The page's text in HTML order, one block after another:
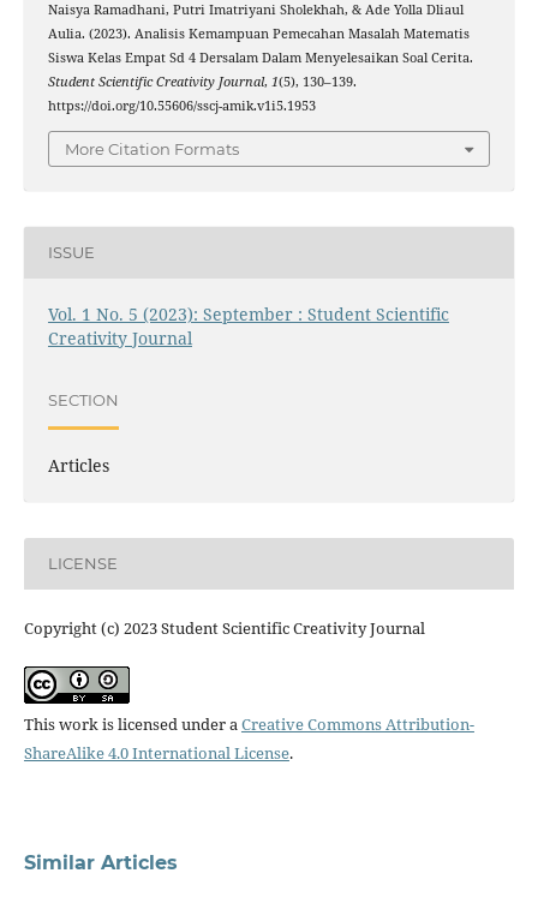
Naisya Ramadhani, Putri Imatriyani Sholekhah, & Ade Yolla Dliaul
Aulia. (2023). Analisis Kemampuan Pemecahan Masalah Matematis
Siswa Kelas Empat Sd 4 Dersalam Dalam Menyelesaikan Soal Cerita.
Student Scientific Creativity Journal, 1(5), 130–139.
https://doi.org/10.55606/sscj-amik.v1i5.1953
More Citation Formats
ISSUE
Vol. 1 No. 5 (2023): September : Student Scientific
Creativity Journal
SECTION
Articles
LICENSE
Copyright (c) 2023 Student Scientific Creativity Journal
This work is licensed under aCreative Commons Attribution-
ShareAlike 4.0 International License.
Similar Articles